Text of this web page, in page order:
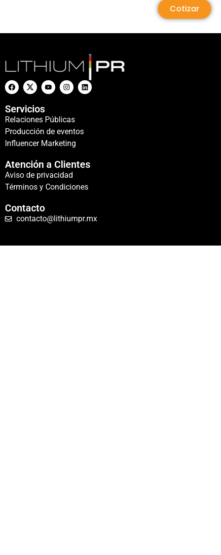
Cotizar
Servicios
Relaciones Públicas
Producción de eventos
Influencer Marketing
Atención a Clientes
Aviso de privacidad
Términos y Condiciones
Contacto
contacto@lithiumpr.mx